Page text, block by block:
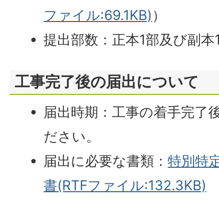
ファイル:69.1KB)）
提出部数：正本1部及び副
工事完了後の届出について
届出時期：工事の着手完了
ださい。
届出に必要な書類：特別特
書(RTFファイル:132.3KB)